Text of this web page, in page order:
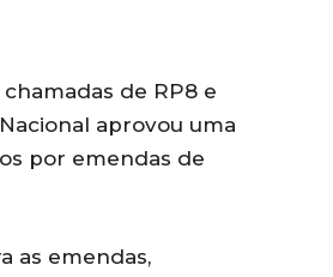
de RP8 e
aprovou uma
por emendas de
as emendas,